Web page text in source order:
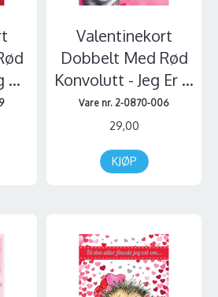
...
Valentinekort
Dobbelt Med Rød
Konvolutt - Jeg Er ...
Vare nr. 2-0870-006
29,00
KJØP